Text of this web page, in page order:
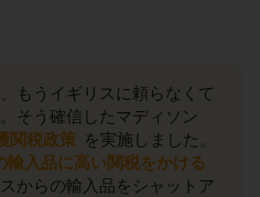
もうイギリスに頼らなくて
そう確信したマディソン
関税政策 を実施しました。
輸入品に高い関税をかける
からの輸入品をシャットア